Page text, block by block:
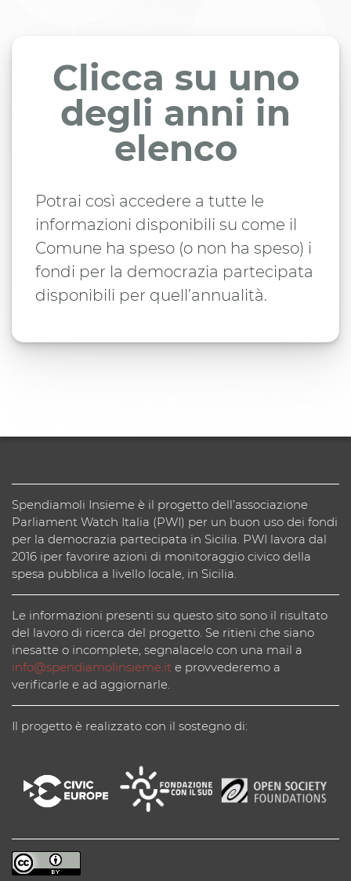
Clicca su uno
degli anni in
elenco
Potrai così accedere a tutte le
informazioni disponibili su come il
Comune ha speso (o non ha speso) i
fondi per la democrazia partecipata
disponibili per quell’annualità.
Spendiamoli Insieme è il progetto dell’associazione
Parliament Watch Italia (PWI) per un buon uso dei fondi
per la democrazia partecipata in Sicilia. PWI lavora dal
2016 iper favorire azioni di monitoraggio civico della
spesa pubblica a livello locale, in Sicilia.
Le informazioni presenti su questo sito sono il risultato
del lavoro di ricerca del progetto. Se ritieni che siano
inesatte o incomplete, segnalacelo con una mail a
info@spendiamolinsieme.it e provvederemo a
verificarle e ad aggiornarle.
Il progetto è realizzato con il sostegno di: